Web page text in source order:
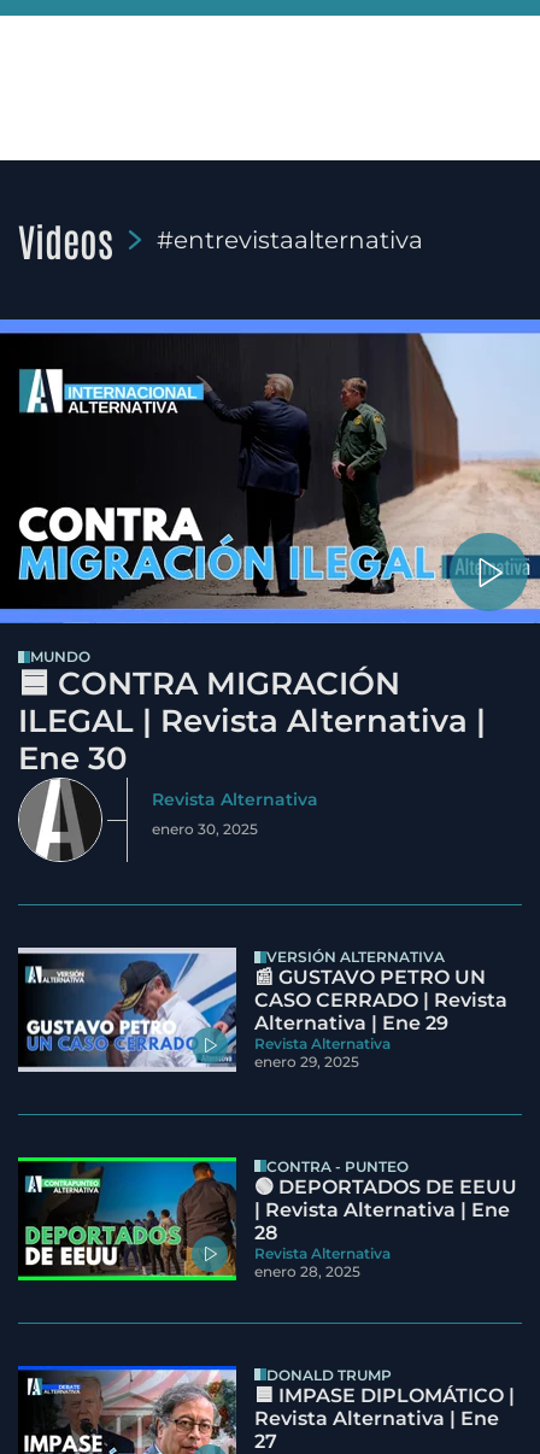
Videos #entrevistaalternativa
MUNDO
🟦 CONTRA MIGRACIÓN
ILEGAL | Revista Alternativa |
Ene 30
Revista Alternativa
enero 30, 2025
VERSIÓN ALTERNATIVA
📰 GUSTAVO PETRO UN
CASO CERRADO | Revista
Alternativa | Ene 29
Revista Alternativa
enero 29, 2025
CONTRA - PUNTEO
🟢 DEPORTADOS DE EEUU
| Revista Alternativa | Ene
28
Revista Alternativa
enero 28, 2025
DONALD TRUMP
🟦 IMPASE DIPLOMÁTICO |
Revista Alternativa | Ene
27